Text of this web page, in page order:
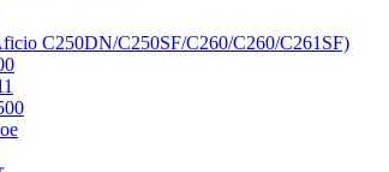
C250DN/C250SF/C260/C260/C261SF)